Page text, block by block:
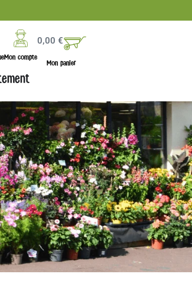
Mon compte
0,00€
Mon panier